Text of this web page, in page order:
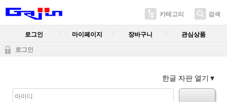
카테고리 검색
로그인 마이페이지 장바구니 관심상품
로그인
한글 자판 열기